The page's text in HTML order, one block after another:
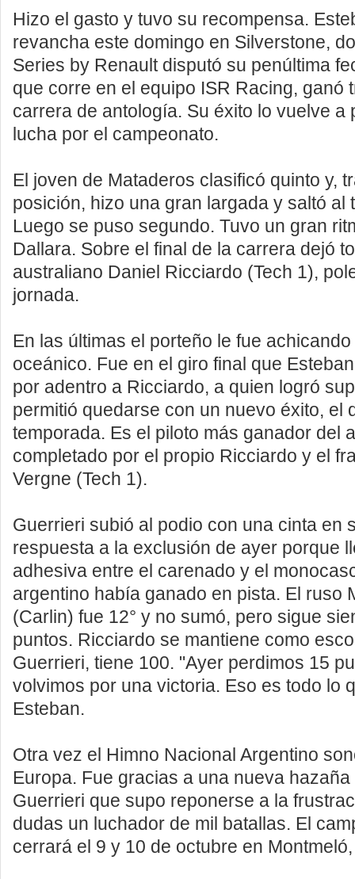
Hizo el gasto y tuvo su recompensa.
revancha este domingo en Silverstone,
Series by Renault disputó su penúltima
que corre en el equipo ISR Racing, ganó
carrera de antología. Su éxito lo vuelve a
lucha por el campeonato.
El joven de Mataderos clasificó quinto y,
posición, hizo una gran largada y saltó al
Luego se puso segundo. Tuvo un gran
Dallara. Sobre el final de la carrera dejó
australiano Daniel Ricciardo (Tech 1),
jornada.
En las últimas el porteño le fue
oceánico. Fue en el giro final que
por adentro a Ricciardo, a quien logró
permitió quedarse con un nuevo éxito, el
temporada. Es el piloto más ganador del
completado por el propio Ricciardo y el
Vergne (Tech 1).
Guerrieri subió al podio con una cinta en
respuesta a la exclusión de ayer porque
adhesiva entre el carenado y el
argentino había ganado en pista. El ruso
(Carlin) fue 12° y no sumó, pero sigue
puntos. Ricciardo se mantiene como
Guerrieri, tiene 100. "Ayer perdimos 15
volvimos por una victoria. Eso es todo lo
Esteban.
Otra vez el Himno Nacional Argentino
Europa. Fue gracias a una nueva
Guerrieri que supo reponerse a la
dudas un luchador de mil batallas. El
cerrará el 9 y 10 de octubre en